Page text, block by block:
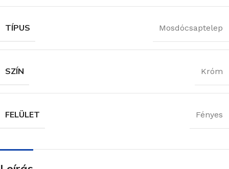
TÍPUS Mosdócsaptelep
SZÍN Króm
FELÜLET Fényes